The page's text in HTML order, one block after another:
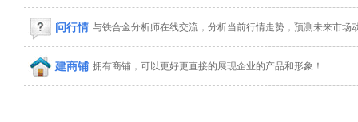
问行情 与铁合金分析师在线交流，分析当前行情走势，预测未来市场
建商铺 拥有商铺，可以更好更直接的展现企业的产品和形象！